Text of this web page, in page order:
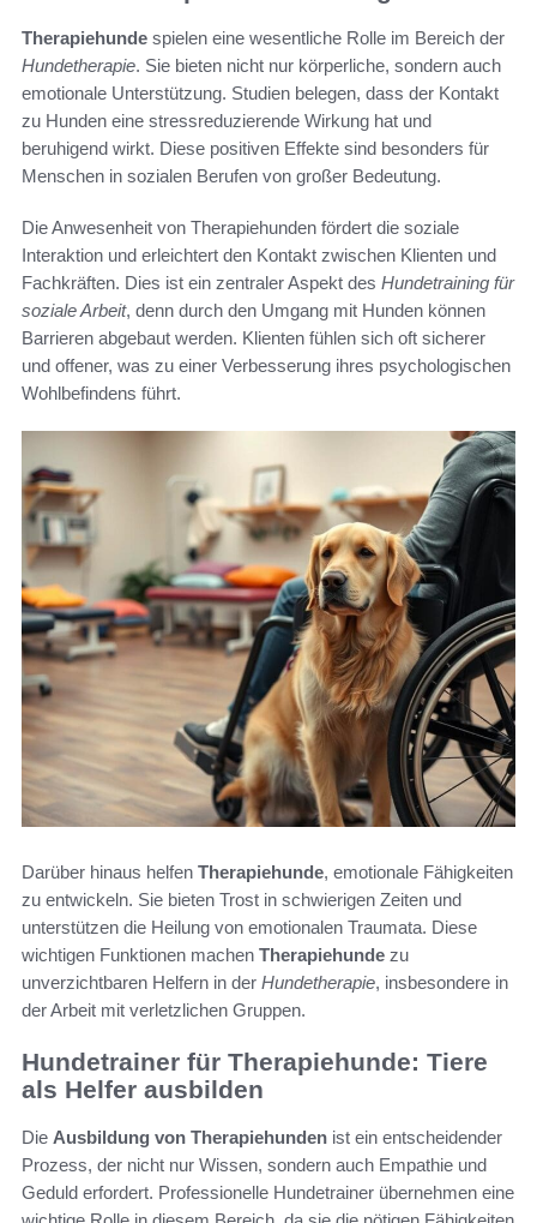
Therapiehunde spielen eine wesentliche Rolle im Bereich der
Hundetherapie. Sie bieten nicht nur körperliche, sondern auch
emotionale Unterstützung. Studien belegen, dass der Kontakt
zu Hunden eine stressreduzierende Wirkung hat und
beruhigend wirkt. Diese positiven Effekte sind besonders für
Menschen in sozialen Berufen von großer Bedeutung.
Die Anwesenheit von Therapiehunden fördert die soziale
Interaktion und erleichtert den Kontakt zwischen Klienten und
Fachkräften. Dies ist ein zentraler Aspekt des Hundetraining für
soziale Arbeit, denn durch den Umgang mit Hunden können
Barrieren abgebaut werden. Klienten fühlen sich oft sicherer
und offener, was zu einer Verbesserung ihres psychologischen
Wohlbefindens führt.
Darüber hinaus helfen Therapiehunde, emotionale Fähigkeiten
zu entwickeln. Sie bieten Trost in schwierigen Zeiten und
unterstützen die Heilung von emotionalen Traumata. Diese
wichtigen Funktionen machen Therapiehunde zu
unverzichtbaren Helfern in der Hundetherapie, insbesondere in
der Arbeit mit verletzlichen Gruppen.
Hundetrainer für Therapiehunde: Tiere
als Helfer ausbilden
Die Ausbildung von Therapiehunden ist ein entscheidender
Prozess, der nicht nur Wissen, sondern auch Empathie und
Geduld erfordert. Professionelle Hundetrainer übernehmen eine